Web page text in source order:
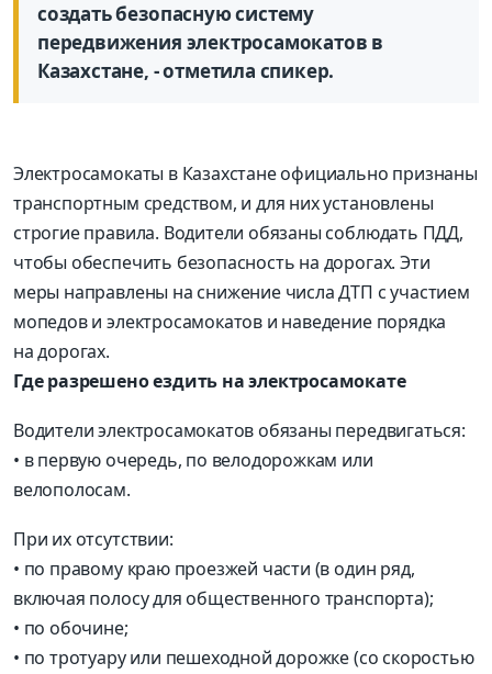
создать безопасную систему
передвижения электросамокатов в
Казахстане, - отметила спикер.
Электросамокаты в Казахстане официально признаны
транспортным средством, и для них установлены
строгие правила. Водители обязаны соблюдать ПДД,
чтобы обеспечить безопасность на дорогах. Эти
меры направлены на снижение числа ДТП с участием
мопедов и электросамокатов и наведение порядка
на дорогах.
Где разрешено ездить на электросамокате
Водители электросамокатов обязаны передвигаться:
• в первую очередь, по велодорожкам или
велополосам.
При их отсутствии:
• по правому краю проезжей части (в один ряд,
включая полосу для общественного транспорта);
• по обочине;
• по тротуару или пешеходной дорожке (со скоростью